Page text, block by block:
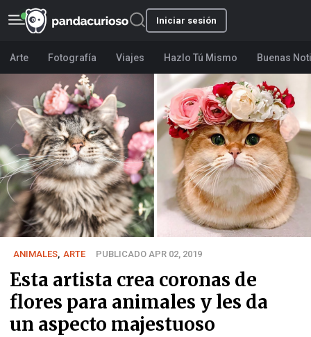
Iniciar sesión
Arte Fotografía Viajes Hazlo Tú Mismo Buenas
ANIMALES, ARTE PUBLICADO APR 02, 2019
Esta artista crea coronas de
flores para animales y les da
un aspecto majestuoso